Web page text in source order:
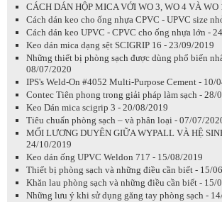
CÁCH DÁN HỘP MICA VỚI WO 3, WO 4 VÀ WO
Cách dán keo cho ống nhựa CPVC - UPVC size
Cách dán keo UPVC - CPVC cho ống nhựa lớn -
Keo dán mica dạng sệt SCIGRIP 16 - 23/09/2019
Những thiết bị phòng sạch được dùng phổ biến
08/07/2020
IPS's Weld-On #4052 Multi-Purpose Cement - 10/
Contec Tiên phong trong giải pháp làm sạch - 28/
Keo Dán mica scigrip 3 - 20/08/2019
Tiêu chuẩn phòng sạch – và phân loại - 07/07/
MỐI LƯƠNG DUYÊN GIỮA WYPALL VÀ HỆ
24/10/2019
Keo dán ống UPVC Weldon 717 - 15/08/2019
Thiết bị phòng sạch và những điều cần biết - 15/
Khăn lau phòng sạch và những điều cần biết - 15/
Những lưu ý khi sử dụng găng tay phòng sạch -